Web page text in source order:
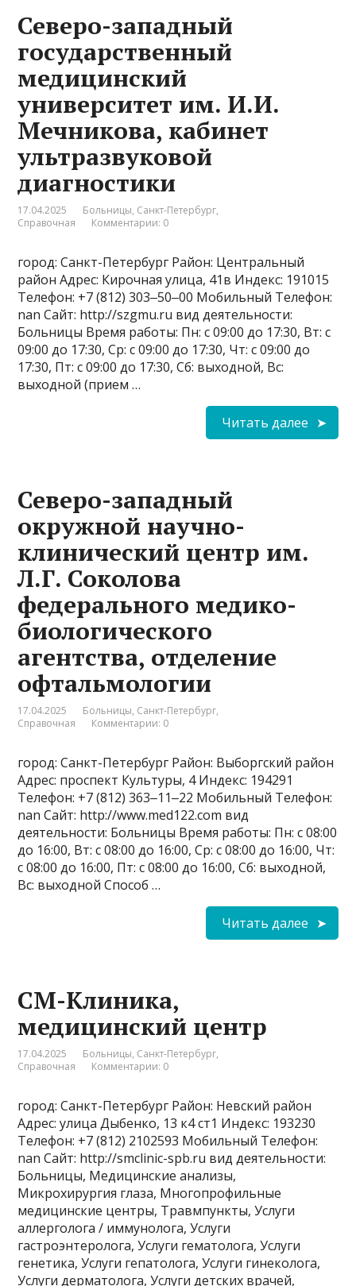
Северо-западный
государственный
медицинский
университет им. И.И.
Мечникова, кабинет
ультразвуковой
диагностики
17.04.2025 Больницы, Санкт-Петербург,
Справочная
Комментарии: 0
город: Санкт-Петербург Район: Центральный
район Адрес: Кирочная улица, 41в Индекс: 191015
Телефон: +7 (812) 303‒50‒00 Мобильный Телефон:
nan Сайт: http://szgmu.ru вид деятельности:
Больницы Время работы: Пн: с 09:00 до 17:30, Вт: с
09:00 до 17:30, Ср: с 09:00 до 17:30, Чт: с 09:00 до
17:30, Пт: с 09:00 до 17:30, Сб: выходной, Вс:
выходной (прием …
Читать далее
Северо-западный
окружной научно-
клинический центр им.
Л.Г. Соколова
федерального медико-
биологического
агентства, отделение
офтальмологии
17.04.2025 Больницы, Санкт-Петербург,
Справочная
Комментарии: 0
город: Санкт-Петербург Район: Выборгский район
Адрес: проспект Культуры, 4 Индекс: 194291
Телефон: +7 (812) 363‒11‒22 Мобильный Телефон:
nan Сайт: http://www.med122.com вид
деятельности: Больницы Время работы: Пн: с 08:00
до 16:00, Вт: с 08:00 до 16:00, Ср: с 08:00 до 16:00, Чт:
с 08:00 до 16:00, Пт: с 08:00 до 16:00, Сб: выходной,
Вс: выходной Способ …
Читать далее
СМ-Клиника,
медицинский центр
17.04.2025 Больницы, Санкт-Петербург,
Справочная
Комментарии: 0
город: Санкт-Петербург Район: Невский район
Адрес: улица Дыбенко, 13 к4 ст1 Индекс: 193230
Телефон: +7 (812) 2102593 Мобильный Телефон:
nan Сайт: http://smclinic-spb.ru вид деятельности:
Больницы, Медицинские анализы,
Микрохирургия глаза, Многопрофильные
медицинские центры, Травмпункты, Услуги
аллерголога / иммунолога, Услуги
гастроэнтеролога, Услуги гематолога, Услуги
генетика, Услуги гепатолога, Услуги гинеколога,
Услуги дерматолога, Услуги детских врачей,